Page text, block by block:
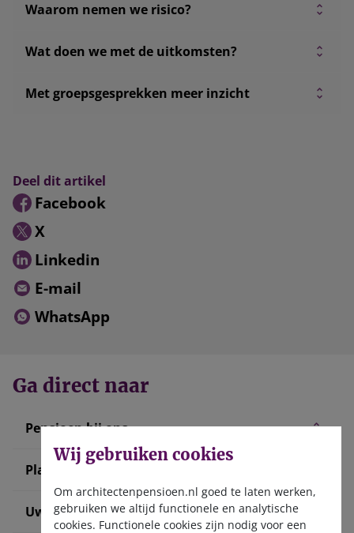
Waarom nemen we risico?
Wat doen we met de uitkomsten?
Met groepsgesprekken meer inzicht
Deel dit artikel
Facebook
X
Linkedin
E-mail
WhatsApp
Ga direct naar
Pensioen bij ons
Plan uw pensioen
Uw situatie verandert
Wij gebruiken cookies
Om architectenpensioen.nl goed te laten werken,
gebruiken we altijd functionele en analytische
cookies. Functionele cookies zijn nodig voor een